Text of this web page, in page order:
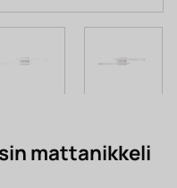
mattanikkeli